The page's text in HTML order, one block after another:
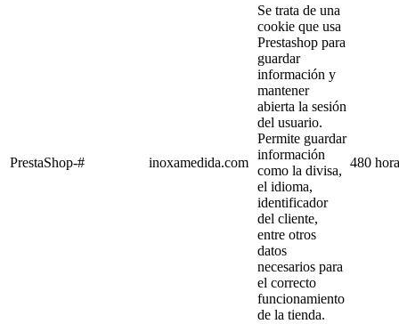
PrestaShop-# inoxamedida.com
Se trata de una
cookie que usa
Prestashop para
guardar
información y
mantener
abierta la sesión
del usuario.
Permite guardar
información
como la divisa,
el idioma,
identificador
del cliente,
entre otros
datos
necesarios para
el correcto
funcionamiento
de la tienda.
480